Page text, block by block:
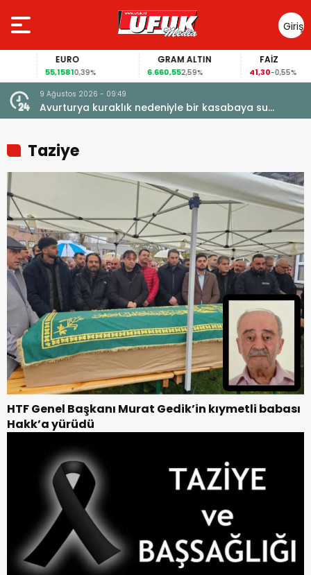
Giriş
Yap
EURO
55,15810,39%
GRAM ALTIN
6.660,552,59%
FAİZ
41,30-0,55%
9 Ağustos 2026 - 09:49
Avurturya kuraklık nedeniyle bir kasabaya su
vermeyi durdurdu
Taziye
HTF Genel Başkanı Murat Gedik’in kıymetli babası
Hakk’a yürüdü